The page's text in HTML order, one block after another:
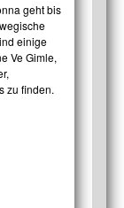
geht bis
einige
Ve Gimle,
zu finden.